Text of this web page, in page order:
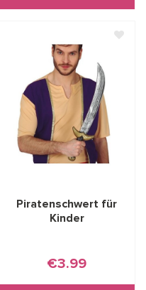
Piratenschwert für
Kinder
€3.99